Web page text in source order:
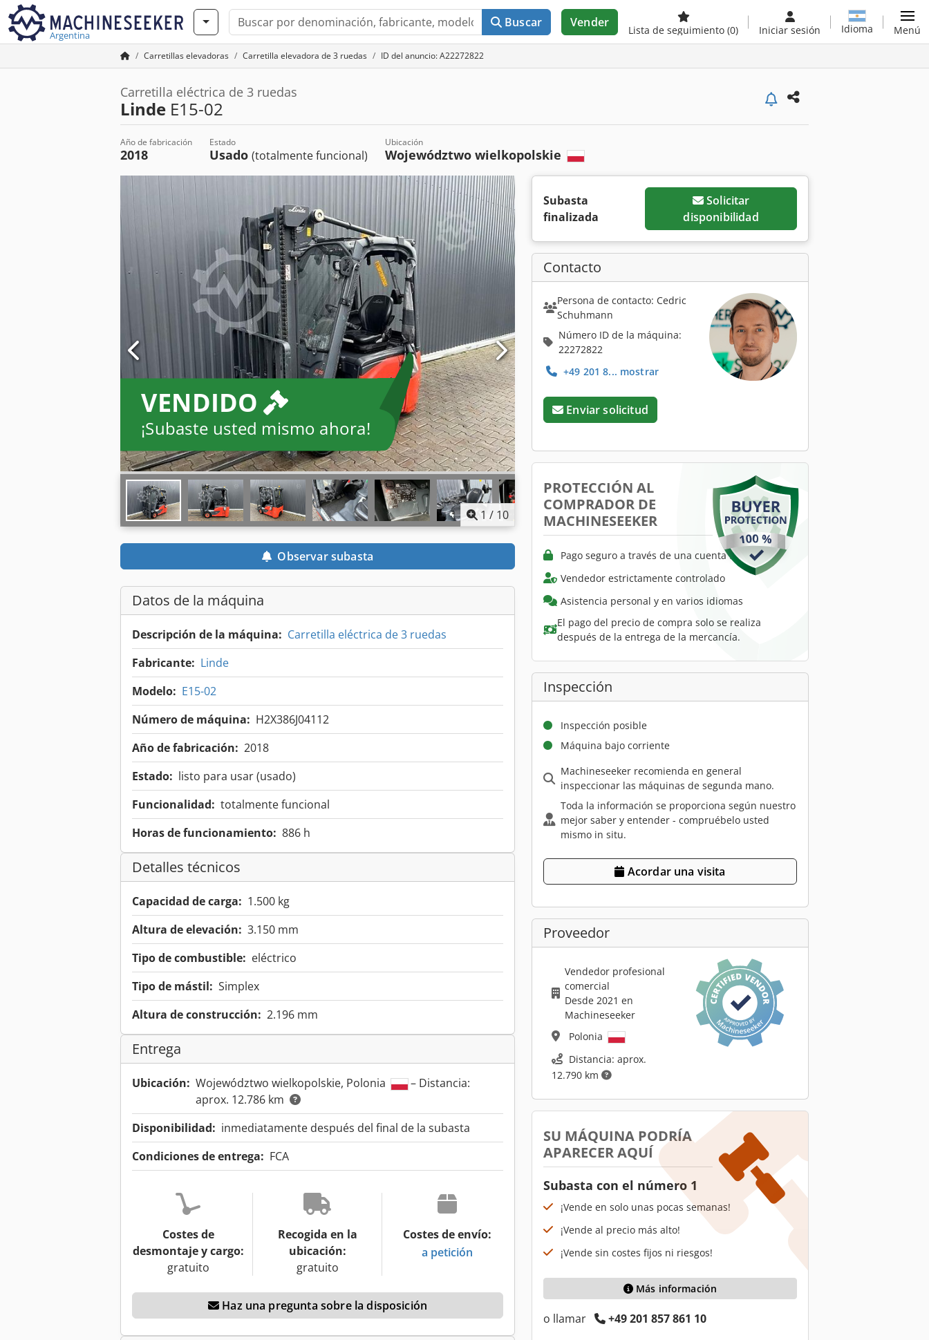
Argentina
Buscar Vender
Lista de seguimiento (0) Iniciar sesión Idioma Menú
Carretillas elevadoras Carretilla elevadora de 3 ruedas ID del anuncio: A22272822
Carretilla eléctrica de 3 ruedas
Linde E15-02
Año de fabricación
2018
Estado
Usado (totalmente funcional)
Ubicación
Województwo wielkopolskie
VENDIDO
¡Subaste usted mismo ahora!
1 / 10
Observar subasta
Datos de la máquina
Descripción de la máquina: Carretilla eléctrica de 3 ruedas
Fabricante: Linde
Modelo: E15-02
Número de máquina: H2X386J04112
Año de fabricación: 2018
Estado: listo para usar (usado)
Funcionalidad: totalmente funcional
Horas de funcionamiento: 886 h
Detalles técnicos
Capacidad de carga: 1.500 kg
Altura de elevación: 3.150 mm
Tipo de combustible: eléctrico
Tipo de mástil: Simplex
Altura de construcción: 2.196 mm
Entrega
Ubicación: Województwo wielkopolskie, Polonia
– Distancia:
aprox. 12.786 km
Disponibilidad: inmediatamente después del final de la subasta
Condiciones de entrega: FCA
Costes de
desmontaje y cargo:
gratuito
Recogida en la
ubicación:
gratuito
Costes de envío:
a petición
Haz una pregunta sobre la disposición
Subasta
finalizada
Solicitar
disponibilidad
Contacto
Persona de contacto: Cedric
Schuhmann
Número ID de la máquina:
22272822
+49 201 8... mostrar
Enviar solicitud
PROTECCIÓN AL
COMPRADOR DE
MACHINESEEKER
Pago seguro a través de una cuenta fiduciaria
Vendedor estrictamente controlado
Asistencia personal y en varios idiomas
El pago del precio de compra solo se realiza
después de la entrega de la mercancía.
Inspección
Inspección posible
Máquina bajo corriente
Machineseeker recomienda en general
inspeccionar las máquinas de segunda mano.
Toda la información se proporciona según nuestro
mejor saber y entender - compruébelo usted
mismo in situ.
Acordar una visita
Proveedor
Vendedor profesional
comercial
Desde 2021 en
Machineseeker
Polonia
Distancia: aprox.
12.790 km
SU MÁQUINA PODRÍA
APARECER AQUÍ
Subasta con el número 1
¡Vende en solo unas pocas semanas!
¡Vende al precio más alto!
¡Vende sin costes fijos ni riesgos!
Más información
o llamar +49 201 857 861 10